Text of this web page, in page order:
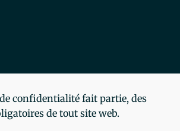
confidentialité fait partie, des
de tout site web.